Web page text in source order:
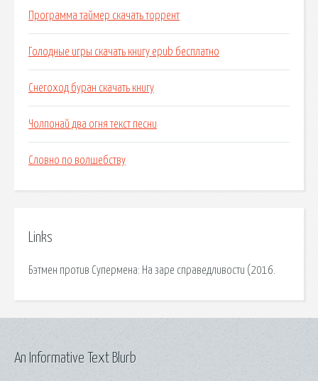
Программа таймер скачать торрент
Голодные игры скачать книгу epub бесплатно
Снегоход буран скачать книгу
Чолпонай два огня текст песни
Словно по волшебству
Links
Бэтмен против Супермена: На заре справедливости (2016.
An Informative Text Blurb